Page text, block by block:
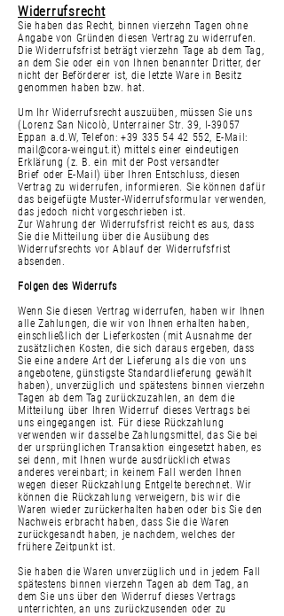
Widerrufsrecht
Sie haben das Recht, binnen vierzehn Tagen ohne
Angabe von Gründen diesen Vertrag zu widerrufen.
Die Widerrufsfrist beträgt vierzehn Tage ab dem Tag,
an dem Sie oder ein von Ihnen benannter Dritter, der
nicht der Beförderer ist, die letzte Ware in Besitz
genommen haben bzw. hat.
Um Ihr Widerrufsrecht auszuüben, müssen Sie uns
(Lorenz San Nicolò, Unterrainer Str. 39, I-39057
Eppan a.d.W, Telefon:+39 335 54 42 552, E-Mail:
mail@cora-weingut.it) mittels einer eindeutigen
Erklärung (z. B. ein mit der Post versandter
Brief oder E-Mail) über Ihren Entschluss, diesen
Vertrag zu widerrufen, informieren. Sie können dafür
das beigefügte Muster-Widerrufsformular verwenden,
das jedoch nicht vorgeschrieben ist.
Zur Wahrung der Widerrufsfrist reicht es aus, dass
Sie die Mitteilung über die Ausübung des
Widerrufsrechts vor Ablauf der Widerrufsfrist
absenden.
Folgen des Widerrufs
Wenn Sie diesen Vertrag widerrufen, haben wir Ihnen
alle Zahlungen, die wir von Ihnen erhalten haben,
einschließlich der Lieferkosten (mit Ausnahme der
zusätzlichen Kosten, die sich daraus ergeben, dass
Sie eine andere Art der Lieferung als die von uns
angebotene, günstigste Standardlieferung gewählt
haben), unverzüglich und spätestens binnen vierzehn
Tagen ab dem Tag zurückzuzahlen, an dem die
Mitteilung über Ihren Widerruf dieses Vertrags bei
uns eingegangen ist. Für diese Rückzahlung
verwenden wir dasselbe Zahlungsmittel, das Sie bei
der ursprünglichen Transaktion eingesetzt haben, es
sei denn, mit Ihnen wurde ausdrücklich etwas
anderes vereinbart; in keinem Fall werden Ihnen
wegen dieser Rückzahlung Entgelte berechnet. Wir
können die Rückzahlung verweigern, bis wir die
Waren wieder zurückerhalten haben oder bis Sie den
Nachweis erbracht haben, dass Sie die Waren
zurückgesandt haben, je nachdem, welches der
frühere Zeitpunkt ist.
Sie haben die Waren unverzüglich und in jedem Fall
spätestens binnen vierzehn Tagen ab dem Tag, an
dem Sie uns über den Widerruf dieses Vertrags
unterrichten, an uns zurückzusenden oder zu